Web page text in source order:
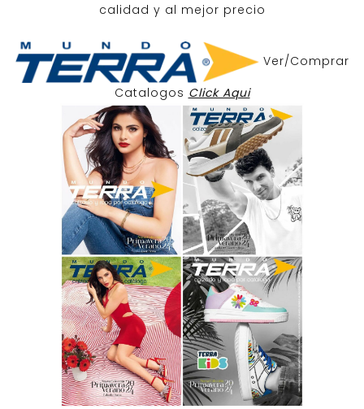
calidad y al mejor precio
Ver/Comprar
Catalogos Click Aqui